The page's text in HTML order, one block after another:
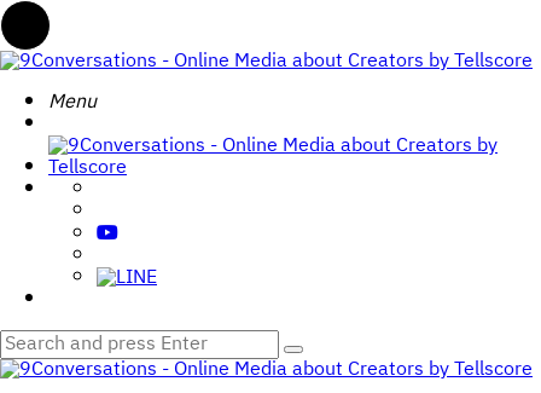
Menu
9Conversations
Online
Media
about
Creators
Tellscore
Menu
Search
for: Search
9Conversations